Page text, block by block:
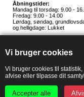
Vi bruger cookies
Vi bruger cookies til
afvise eller tilpasse dit
Accepter alle
Åbningstider:
Mandag til torsdag: 9.00 -
Fredag: 9.00 - 14.00
Lørdag, søndag,
og helligdage: Lukket
Hunnerupvej 3, 6920 Videbæk
E-mail:salg@hedestoker.dk
PA: